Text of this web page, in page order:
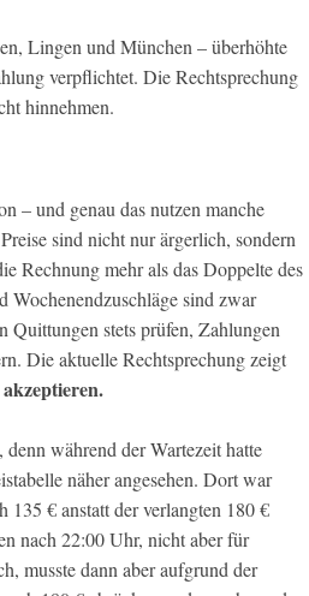
Lingen und München – überhöhte
verpflichtet. Die Rechtsprechung
hinnehmen.
– und genau das nutzen manche
sind nicht nur ärgerlich, sondern
Rechnung mehr als das Doppelte des
Wochenendzuschläge sind zwar
Quittungen stets prüfen, Zahlungen
Die aktuelle Rechtsprechung zeigt
während der Wartezeit hatte
näher angesehen. Dort war
135 € anstatt der verlangten 180 €
nach 22:00 Uhr, nicht aber für
musste dann aber aufgrund der